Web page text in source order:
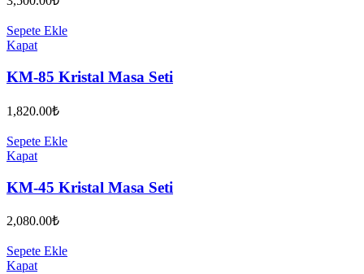
Sepete Ekle
Kapat
KM-85 Kristal Masa Seti
1,820.00₺
Sepete Ekle
Kapat
KM-45 Kristal Masa Seti
2,080.00₺
Sepete Ekle
Kapat